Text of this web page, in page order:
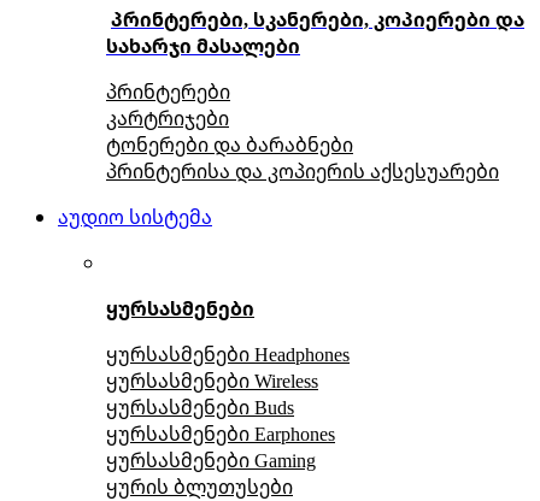
პრინტერები, სკანერები, კოპიერები და
სახარჯი მასალები
პრინტერები
კარტრიჯები
ტონერები და ბარაბნები
პრინტერისა და კოპიერის აქსესუარები
აუდიო სისტემა
ყურსასმენები
ყურსასმენები Headphones
ყურსასმენები Wireless
ყურსასმენები Buds
ყურსასმენები Earphones
ყურსასმენები Gaming
ყურის ბლუთუსები